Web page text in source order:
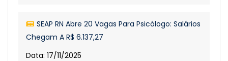
SEAP RN Abre 20 Vagas Para Psicólogo: Salários
Chegam A R$ 6.137,27
Data: 17/11/2025